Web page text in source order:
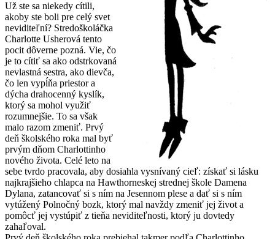
Už ste sa niekedy cítili,
akoby ste boli pre celý svet
neviditeľní? Stredoškoláčka
Charlotte Usherová tento
pocit dôverne pozná. Vie, čo
je to cítiť sa ako odstrkovaná
nevlastná sestra, ako dievča,
čo len vypĺňa priestor a
dýcha drahocenný kyslík,
ktorý sa mohol využiť
rozumnejšie. To sa však
malo razom zmeniť. Prvý
deň školského roka mal byť
prvým dňom Charlottinho
nového života. Celé leto na
sebe tvrdo pracovala, aby dosiahla vysnívaný cieľ: získať si lásku
najkrajšieho chlapca na Hawthorneskej strednej škole Damena
Dylana, zatancovať si s ním na Jesennom plese a dať si s ním
vytúžený Polnočný bozk, ktorý mal navždy zmeniť jej život a
pomôcť jej vystúpiť z tieňa neviditeľnosti, ktorý ju dovtedy
zahaľoval.